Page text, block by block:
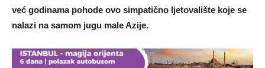
već godinama pohode ovo simpatično ljetovalište koje se
nalazi na samom jugu male Azije.